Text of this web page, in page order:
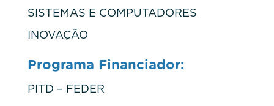
SISTEMAS E COMPUTADORES
INOVAÇÃO
Programa Financiador:
PITD – FEDER